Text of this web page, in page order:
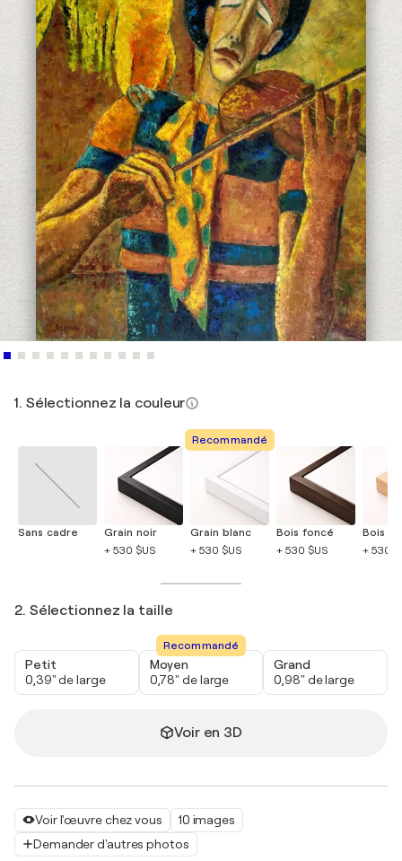
Voir l'œuvre chez vous
10 images
Demander d'autres photos
1. Sélectionnez la couleur
Sans cadre
Grain noir
+ 530 $US
Recommandé
Grain blanc
+ 530 $US
Bois foncé
+ 530 $US
Bois
+ 530
2. Sélectionnez la taille
Petit
0,39" de large
Recommandé
Moyen
0,78" de large
Grand
0,98" de large
Voir en 3D